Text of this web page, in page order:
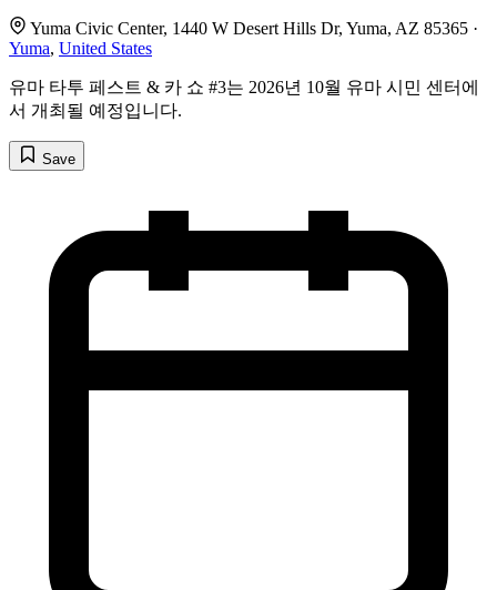
Yuma Civic Center, 1440 W Desert Hills Dr, Yuma, AZ 85365 ·
Yuma, United States
유마 타투 페스트 & 카 쇼 #3는 2026년 10월 유마 시민 센터에
서 개최될 예정입니다.
Save